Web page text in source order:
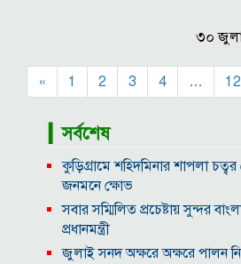
৩০
« 1 2 3 4 … 12
▎সর্বশেষ
কুড়িগ্রামে শহিদমিনার শাপলা
জনমনে ক্ষোভ
সবার সম্মিলিত প্রচেষ্টায় সুন্দর
প্রধানমন্ত্রী
জুলাই সনদ অক্ষরে অক্ষরে পালন